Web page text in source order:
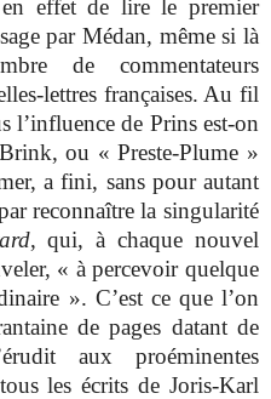
effet de lire le premier
par Médan, même si là
de commentateurs
lettres françaises. Au fil
l’influence de Prins est-on
ou « Preste-Plume »
a fini, sans pour autant
reconnaître la singularité
, qui, à chaque nouvel
« à percevoir quelque
». C’est ce que l’on
de pages datant de
aux proéminentes
les écrits de Joris-Karl